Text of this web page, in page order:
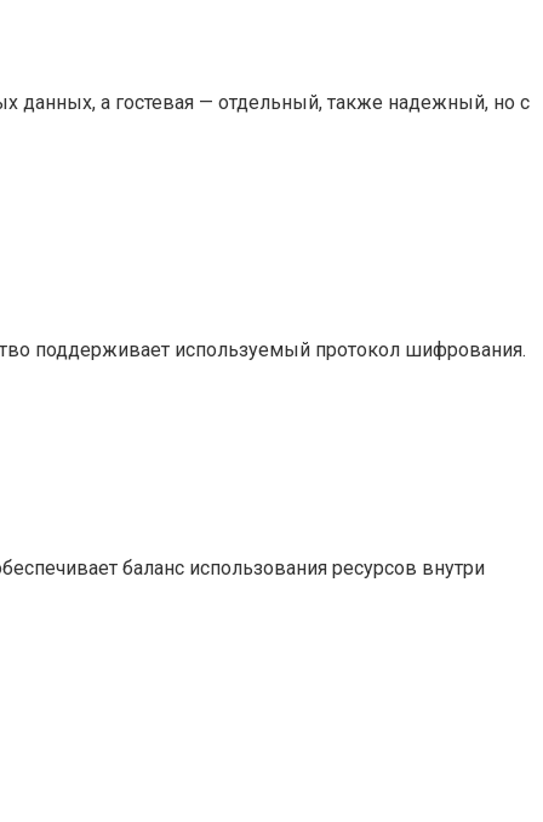
данных, а гостевая — отдельный, также надежный, но с
поддерживает используемый протокол шифрования.
баланс использования ресурсов внутри